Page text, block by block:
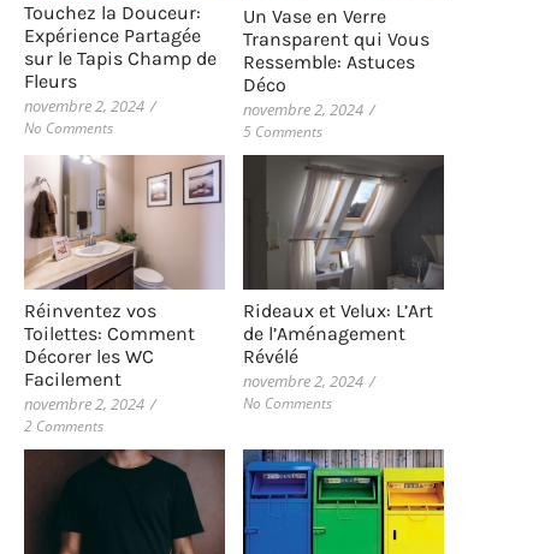
Touchez la Douceur:
Expérience Partagée
sur le Tapis Champ de
Fleurs
novembre 2, 2024 /
No Comments
Un Vase en Verre
Transparent qui Vous
Ressemble: Astuces
Déco
novembre 2, 2024 /
5 Comments
Réinventez vos
Toilettes: Comment
Décorer les WC
Facilement
novembre 2, 2024 /
2 Comments
Rideaux et Velux: L’Art
de l’Aménagement
Révélé
novembre 2, 2024 /
No Comments